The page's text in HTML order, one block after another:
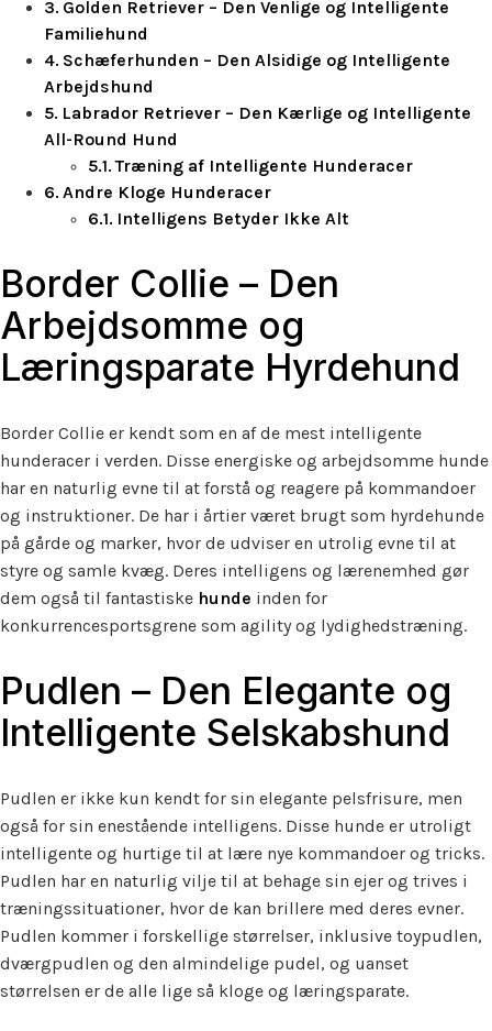
Golden Retriever – Den Venlige og Intelligente
Familiehund
Schæferhunden – Den Alsidige og Intelligente
Arbejdshund
Labrador Retriever – Den Kærlige og Intelligente
All-Round Hund
Træning af Intelligente Hunderacer
Andre Kloge Hunderacer
Intelligens Betyder Ikke Alt
Border Collie – Den
Arbejdsomme og
Læringsparate Hyrdehund
Border Collie er kendt som en af de mest intelligente
hunderacer i verden. Disse energiske og arbejdsomme hunde
har en naturlig evne til at forstå og reagere på kommandoer
og instruktioner. De har i årtier været brugt som hyrdehunde
på gårde og marker, hvor de udviser en utrolig evne til at
styre og samle kvæg. Deres intelligens og lærenemhed gør
dem også til fantastiske hunde inden for
konkurrencesportsgrene som agility og lydighedstræning.
Pudlen – Den Elegante og
Intelligente Selskabshund
Pudlen er ikke kun kendt for sin elegante pelsfrisure, men
også for sin enestående intelligens. Disse hunde er utroligt
intelligente og hurtige til at lære nye kommandoer og tricks.
Pudlen har en naturlig vilje til at behage sin ejer og trives i
træningssituationer, hvor de kan brillere med deres evner.
Pudlen kommer i forskellige størrelser, inklusive toypudlen,
dværgpudlen og den almindelige pudel, og uanset
størrelsen er de alle lige så kloge og læringsparate.